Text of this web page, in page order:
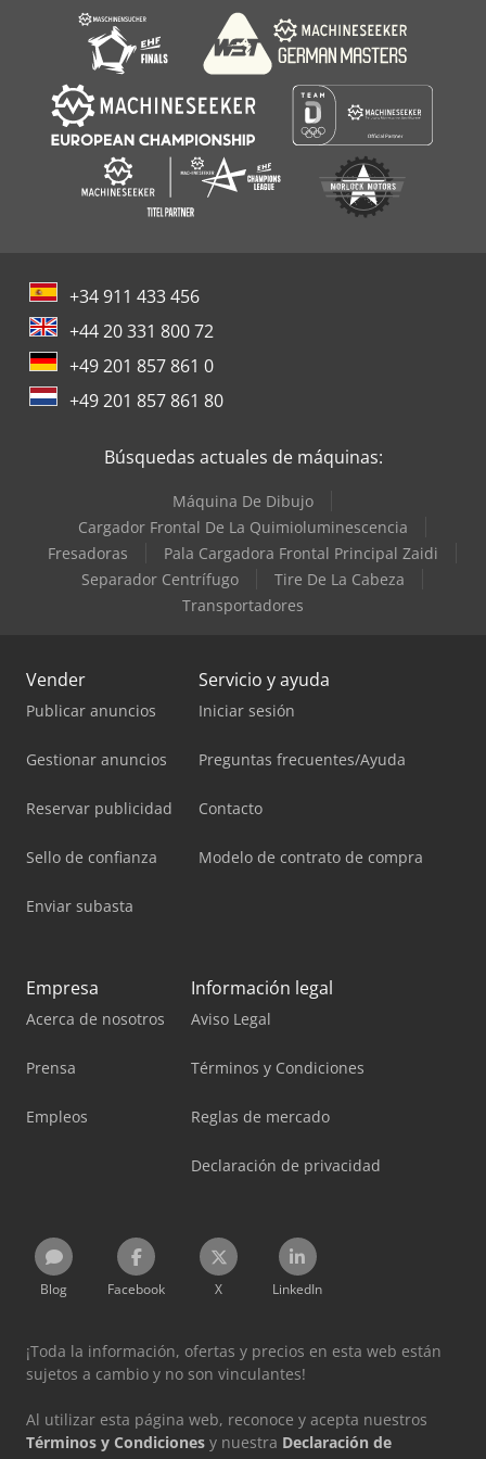
Atlas Copco Ga 90
+34 911 433 456
+44 20 331 800 72
+49 201 857 861 0
+49 201 857 861 80
Búsquedas actuales de máquinas:
Máquina De Dibujo
Cargador Frontal De La Quimioluminescencia
Fresadoras
Pala Cargadora Frontal Principal Zaidi
Separador Centrífugo
Tire De La Cabeza
Transportadores
Vender
Publicar anuncios
Gestionar anuncios
Reservar publicidad
Sello de confianza
Enviar subasta
Servicio y ayuda
Iniciar sesión
Preguntas frecuentes/Ayuda
Contacto
Modelo de contrato de compra
Empresa
Acerca de nosotros
Prensa
Empleos
Información legal
Aviso Legal
Términos y Condiciones
Reglas de mercado
Declaración de privacidad
Blog Facebook X LinkedIn
¡Toda la información, ofertas y precios en esta web están
sujetos a cambio y no son vinculantes!
Al utilizar esta página web, reconoce y acepta nuestros
Términos y Condiciones y nuestra Declaración de